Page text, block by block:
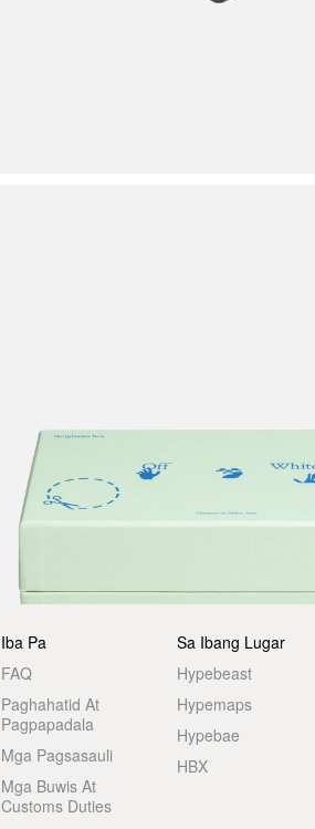
Iba Pa
FAQ
Paghahatid At
Pagpapadala
Mga Pagsasauli
Mga Buwis At
Customs Duties
Sa Ibang Lugar
Hypebeast
Hypemaps
Hypebae
HBX